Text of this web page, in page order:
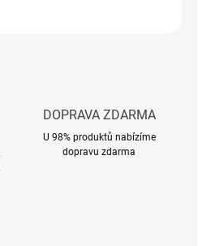
DOPRAVA ZDARMA
U 98% produktů nabízíme
dopravu zdarma